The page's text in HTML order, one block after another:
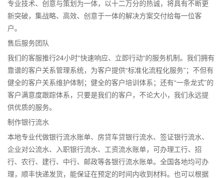
专业技术、创意与策划为一体，以十二万分的热诚，将具有不断更
新突破，集战略、高效、创意于一体的解决方案交付给每一位客
户。
售后服务团队
我们的客服推行24小时“快速响应、立即行动“的服务机制。我们拥有
靠谱的客户关系管理系统，为客户提供“标准化流程化服务”；不但有
健全的客户关系维护体制；健全的客户培训体系；还有“一条龙式”的
客户满意度跟踪体系，只要是我们的客户，不论大小，我们永远提
供优质的服务。
制作银行流水
本地专业代做银行流水账单、房贷车贷银行流水、签证银行流水、
企业对公流水、入职银行流水、工资流水账单，可办理工行、招
行、农行、建行、中行、邮政等各银行流水账单。全国各地均可办
理，顺丰快递发货，能保证在预定的时间内收到材料。也可以根据